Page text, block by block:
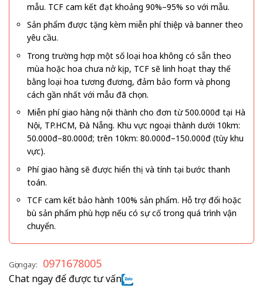
mẫu. TCF cam kết đạt khoảng 90%–95% so với mẫu.
Sản phẩm được tặng kèm miễn phí thiệp và banner theo
yêu cầu.
Trong trường hợp một số loại hoa không có sẵn theo
mùa hoặc hoa chưa nở kịp, TCF sẽ linh hoạt thay thế
bằng loại hoa tương đương, đảm bảo form và phong
cách gần nhất với mẫu đã chọn.
Miễn phí giao hàng nội thành cho đơn từ 500.000đ tại Hà
Nội, TP.HCM, Đà Nẵng. Khu vực ngoại thành dưới 10km:
50.000đ–80.000đ; trên 10km: 80.000đ–150.000đ (tùy khu
vực).
Phí giao hàng sẽ được hiển thị và tính tại bước thanh
toán.
TCF cam kết bảo hành 100% sản phẩm. Hỗ trợ đổi hoặc
bù sản phẩm phù hợp nếu có sự cố trong quá trình vận
chuyển.
Gọi ngay: 0971678005
Chat ngay để được tư vấn